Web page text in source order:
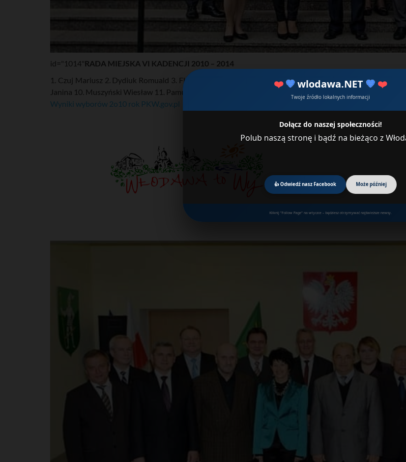
❤️ 💙wlodawa.NET 💙 ❤️
Twoje źródło lokalnych informacji
Dołącz do naszej społeczności!
Polub naszą stronę i bądź na bieżąco z
👍 Odwiedź nasz Facebook Może później
Kliknij "Follow Page" na wtyczce – będziesz otrzymywać najświeższe newsy.
id="1014"RADA MIEJSKA VI KADENCJI 2010 – 2014
1. Czuj Mariusz 2. Dydiuk Romuald 3. Flis Marek 4. Flis Krzysztof 5. Jarząbek Krzysztof 6. Józefczuk
Janina 10. Muszyński Wiesław 11. Pamulska Łucja 12. Puchala Wiesława 13. Rudziewicz Beata 14.
Wyniki wyborów 2o10 rok PKW.gov.pl